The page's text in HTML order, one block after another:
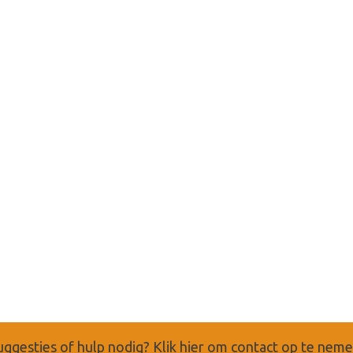
of hulp nodig? Klik hier om contact op te